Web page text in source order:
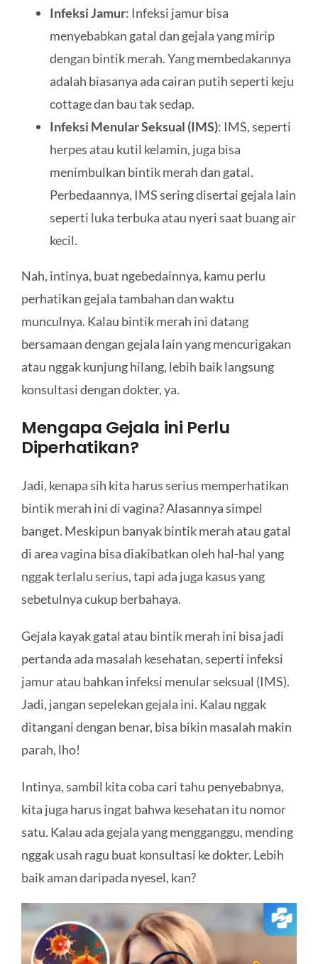
Infeksi Jamur: Infeksi jamur bisa
menyebabkan gatal dan gejala yang mirip
dengan bintik merah. Yang membedakannya
adalah biasanya ada cairan putih seperti keju
cottage dan bau tak sedap.
Infeksi Menular Seksual (IMS): IMS, seperti
herpes atau kutil kelamin, juga bisa
menimbulkan bintik merah dan gatal.
Perbedaannya, IMS sering disertai gejala lain
seperti luka terbuka atau nyeri saat buang air
kecil.
Nah, intinya, buat ngebedainnya, kamu perlu
perhatikan gejala tambahan dan waktu
munculnya. Kalau bintik merah ini datang
bersamaan dengan gejala lain yang mencurigakan
atau nggak kunjung hilang, lebih baik langsung
konsultasi dengan dokter, ya.
Mengapa Gejala ini Perlu
Diperhatikan?
Jadi, kenapa sih kita harus serius memperhatikan
bintik merah ini di vagina? Alasannya simpel
banget. Meskipun banyak bintik merah atau gatal
di area vagina bisa diakibatkan oleh hal-hal yang
nggak terlalu serius, tapi ada juga kasus yang
sebetulnya cukup berbahaya.
Gejala kayak gatal atau bintik merah ini bisa jadi
pertanda ada masalah kesehatan, seperti infeksi
jamur atau bahkan infeksi menular seksual (IMS).
Jadi, jangan sepelekan gejala ini. Kalau nggak
ditangani dengan benar, bisa bikin masalah makin
parah, lho!
Intinya, sambil kita coba cari tahu penyebabnya,
kita juga harus ingat bahwa kesehatan itu nomor
satu. Kalau ada gejala yang mengganggu, mending
nggak usah ragu buat konsultasi ke dokter. Lebih
baik aman daripada nyesel, kan?